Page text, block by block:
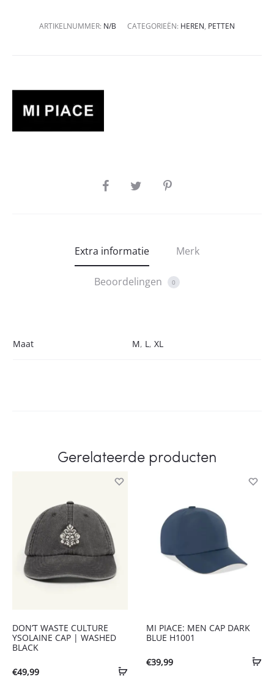
ARTIKELNUMMER: N/B CATEGORIEËN: HEREN, PETTEN
SHARE
Extra informatie Merk
Beoordelingen 0
Maat M, L , XL
Gerelateerde producten
DON’T WASTE CULTURE
YSOLAINE CAP | WASHED
BLACK
€49,99
MI PIACE: MEN CAP DARK
BLUE H1001
€39,99